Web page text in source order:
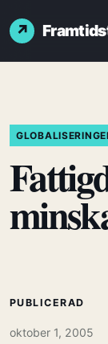
PUBLICERAD
oktober 1, 2005